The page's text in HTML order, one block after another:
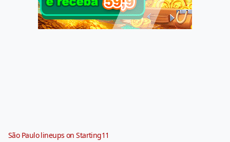
São Paulo lineups on Starting11